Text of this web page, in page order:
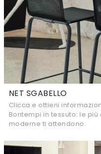
NET SGABELLO
Clicca e ottieni
Bontempi in tessuto: le
moderne ti attendono.